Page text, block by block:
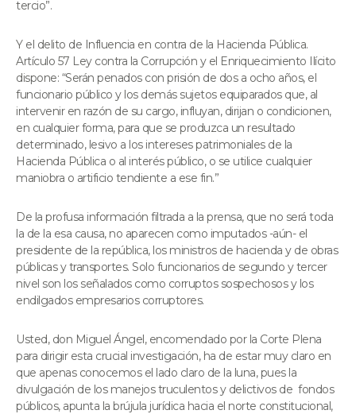
tercio”.
Y el delito de Influencia en contra de la Hacienda Pública.
Artículo 57 Ley contra la Corrupción y el Enriquecimiento Ilícito
dispone: “Serán penados con prisión de dos a ocho años, el
funcionario público y los demás sujetos equiparados que, al
intervenir en razón de su cargo, influyan, dirijan o condicionen,
en cualquier forma, para que se produzca un resultado
determinado, lesivo a los intereses patrimoniales de la
Hacienda Pública o al interés público, o se utilice cualquier
maniobra o artificio tendiente a ese fin.”
De la profusa información filtrada a la prensa, que no será toda
la de la esa causa, no aparecen como imputados -aún- el
presidente de la república, los ministros de hacienda y de obras
públicas y transportes. Solo funcionarios de segundo y tercer
nivel son los señalados como corruptos sospechosos y los
endilgados empresarios corruptores.
Usted, don Miguel Ángel, encomendado por la Corte Plena
para dirigir esta crucial investigación, ha de estar muy claro en
que apenas conocemos el lado claro de la luna, pues la
divulgación de los manejos truculentos y delictivos de fondos
públicos, apunta la brújula jurídica hacia el norte constitucional,